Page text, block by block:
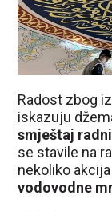
Radost zbog
iskazuju
smještaj
se stavile na
nekoliko akcija
vodovodne